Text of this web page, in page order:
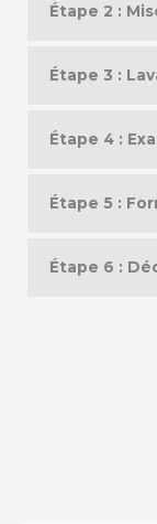
Étape 2 :
Étape 3 :
Étape 4 :
Étape 5 :
Étape 6 :